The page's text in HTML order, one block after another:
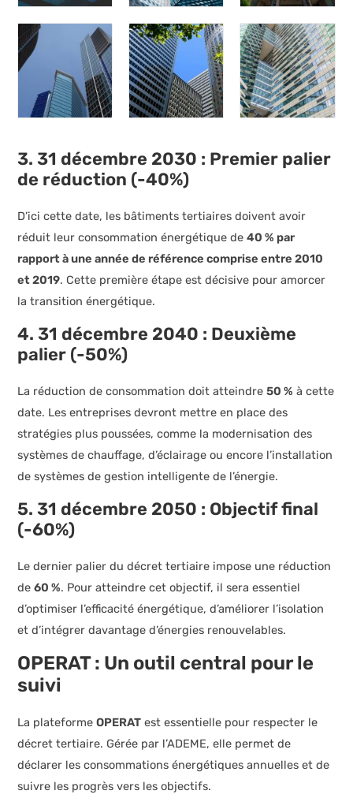
3. 31 décembre 2030 : Premier palier
de réduction (-40%)
D’ici cette date, les bâtiments tertiaires doivent avoir
réduit leur consommation énergétique de40 % par
rapport à une année de référence comprise entre 2010
et 2019. Cette première étape est décisive pour amorcer
la transition énergétique.
4. 31 décembre 2040 : Deuxième
palier (-50%)
La réduction de consommation doit atteindre50 % à cette
date. Les entreprises devront mettre en place des
stratégies plus poussées, comme la modernisation des
systèmes de chauffage, d’éclairage ou encore l’installation
de systèmes de gestion intelligente de l’énergie.
5. 31 décembre 2050 : Objectif final
(-60%)
Le dernier palier du décret tertiaire impose une réduction
de60 %. Pour atteindre cet objectif, il sera essentiel
d’optimiser l’efficacité énergétique, d’améliorer l’isolation
et d’intégrer davantage d’énergies renouvelables.
OPERAT : Un outil central pour le
suivi
La plateformeOPERAT est essentielle pour respecter le
décret tertiaire. Gérée par l’ADEME, elle permet de
déclarer les consommations énergétiques annuelles et de
suivre les progrès vers les objectifs.